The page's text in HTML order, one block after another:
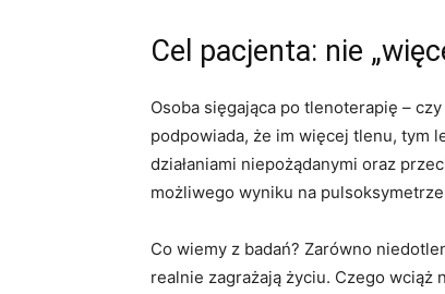
Cel pacjenta: nie
Osoba sięgająca po tlenoterapię –
podpowiada, że im więcej tlenu, tym
działaniami niepożądanymi oraz
możliwego wyniku na
Co wiemy z badań? Zarówno
realnie zagrażają życiu. Czego wciąż